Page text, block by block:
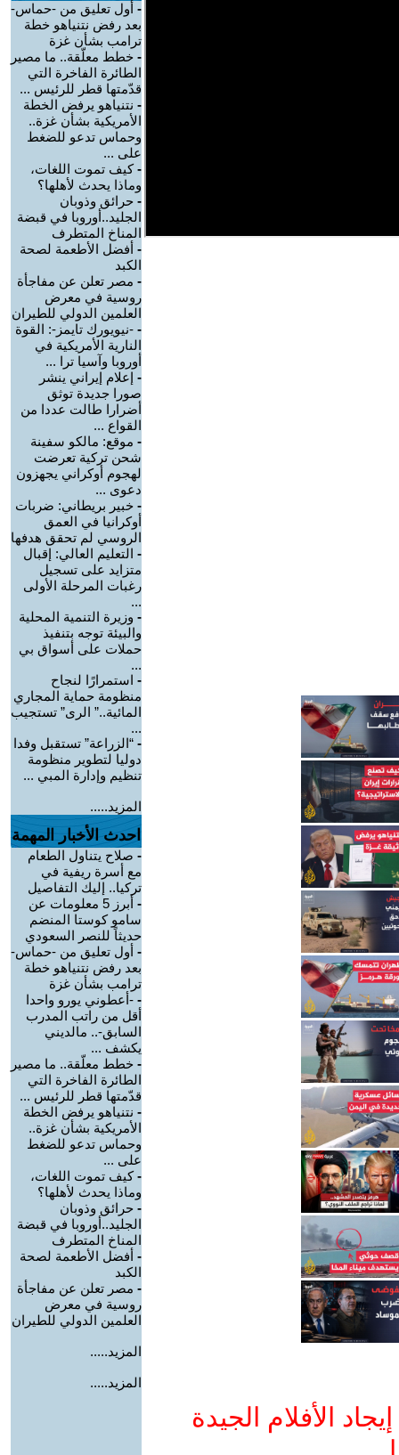
الأفلام الجيدة
- أول تعليق من -حماس-
بعد رفض نتنياهو خطة
ترامب بشأن غزة
- خطط معلّقة.. ما مصير
الطائرة الفاخرة التي
قدّمتها قطر للرئيس ...
- نتنياهو يرفض الخطة
الأمريكية بشأن غزة..
وحماس تدعو للضغط
على ...
-كيف تموت اللغات،
وماذا يحدث لأهلها؟
- حرائق وذوبان
الجليد..أوروبا في قبضة
المناخ المتطرف
- أفضل الأطعمة لصحة
الكبد
- مصر تعلن عن مفاجأة
روسية في معرض
العلمين الدولي للطيران
- -نيويورك تايمز-: القوة
النارية الأمريكية في
أوروبا وآسيا ترا ...
- إعلام إيراني ينشر
صورا جديدة توثق
أضرارا طالت عددا من
القواع ...
- موقع: مالكو سفينة
شحن تركية تعرضت
لهجوم أوكراني يجهزون
دعوى ...
- خبير بريطاني: ضربات
أوكرانيا في العمق
الروسي لم تحقق هدفها
- التعليم العالي: إقبال
متزايد على تسجيل
رغبات المرحلة الأولى
...
- وزيرة التنمية المحلية
والبيئة توجه بتنفيذ
حملات على أسواق بي
...
- استمرارًا لنجاح
منظومة حماية المجاري
المائية..” الرى” تستجيب
...
- “الزراعة” تستقبل وفدا
دوليا لتطوير منظومة
تنظيم وإدارة المبي ...
المزيد.....
احدث الأخبار المهمة
- صلاح يتناول الطعام
مع أسرة ريفية في
تركيا.. إليك التفاصيل
-
أبرز 5 معلومات عن
سامو كوستا المنضم
حديثاً للنصر السعودي
- أول تعليق من -حماس-
بعد رفض نتنياهو خطة
ترامب بشأن غزة
- -أعطوني يورو واحدا
أقل من راتب المدرب
السابق-.. مالديني
يكشف ...
- خطط معلّقة.. ما مصير
الطائرة الفاخرة التي
قدّمتها قطر للرئيس ...
- نتنياهو يرفض الخطة
الأمريكية بشأن غزة..
وحماس تدعو للضغط
على ...
-كيف تموت اللغات،
وماذا يحدث لأهلها؟
- حرائق وذوبان
الجليد..أوروبا في قبضة
المناخ المتطرف
- أفضل الأطعمة لصحة
الكبد
- مصر تعلن عن مفاجأة
روسية في معرض
العلمين الدولي للطيران
المزيد.....
المزيد.....